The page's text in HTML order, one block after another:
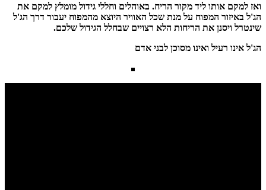
ואז למקם אותו ליד מקור הריח. באוהלים וחללי גידול מומלץ למקם את
הג'ל באיזור המפוח על מנת שכל האוויר היוצא מהמפוח יעבור דרך הג'ל
שינטרל ויסנן את הריחות הלא רצויים שבחלל הגידול שלכם.
הג'ל אינו רעיל ואינו מסוכן לבני אדם